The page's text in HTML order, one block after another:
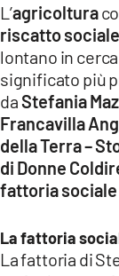
LACTV.IT
LACONAIR.IT
LACITYMAG.IT
ILREGGINO.IT
L’agricoltura
riscatto
lontano in
significato più
daStefania
Francavilla
della Terra –
di Donne
fattoria sociale
La fattoria
La fattoria di